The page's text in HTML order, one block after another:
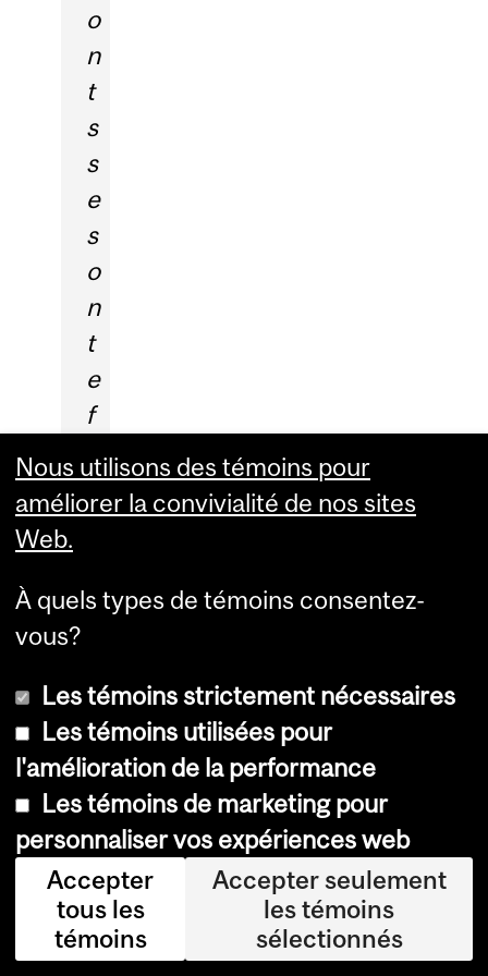
o
n
t
s
s
e
s
o
n
t
e
f
o
n
r
a
u
x
É
t
a
t
s
Nous utilisons des témoins pour
améliorer la convivialité de nos sites
Web.
À quels types de témoins consentez-
vous?
Les témoins strictement nécessaires
Les témoins utilisées pour
l'amélioration de la performance
Les témoins de marketing pour
personnaliser vos expériences web
Accepter
tous les
témoins
Accepter seulement
les témoins
sélectionnés